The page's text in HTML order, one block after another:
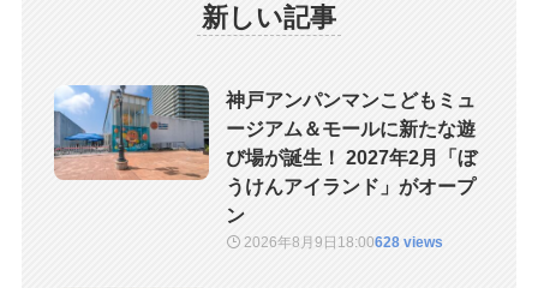
新しい記事
神戸アンパンマンこどもミュ
ージアム＆モールに新たな遊
び場が誕生！ 2027年2月「ぼ
うけんアイランド」がオープ
ン
2026年8月9日 18:00628 views